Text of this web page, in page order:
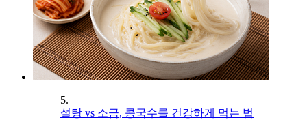
5.
설탕 vs 소금, 콩국수를 건강하게 먹는 법